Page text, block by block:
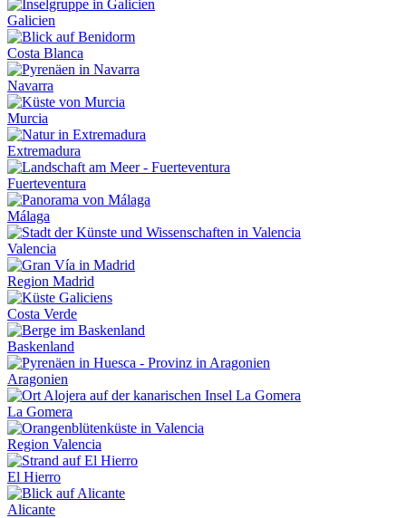
Galicien
Costa Blanca
Navarra
Murcia
Extremadura
Fuerteventura
Málaga
Valencia
Region Madrid
Costa Verde
Baskenland
Aragonien
La Gomera
Region Valencia
El Hierro
Alicante